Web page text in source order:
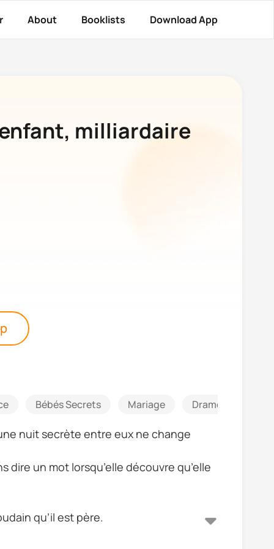
About Booklists Download App
milliardaire
Bébés Secrets Mariage Drame familial
nuit secrète entre eux ne change
dire un mot lorsqu’elle découvre qu’elle
qu’il est père.